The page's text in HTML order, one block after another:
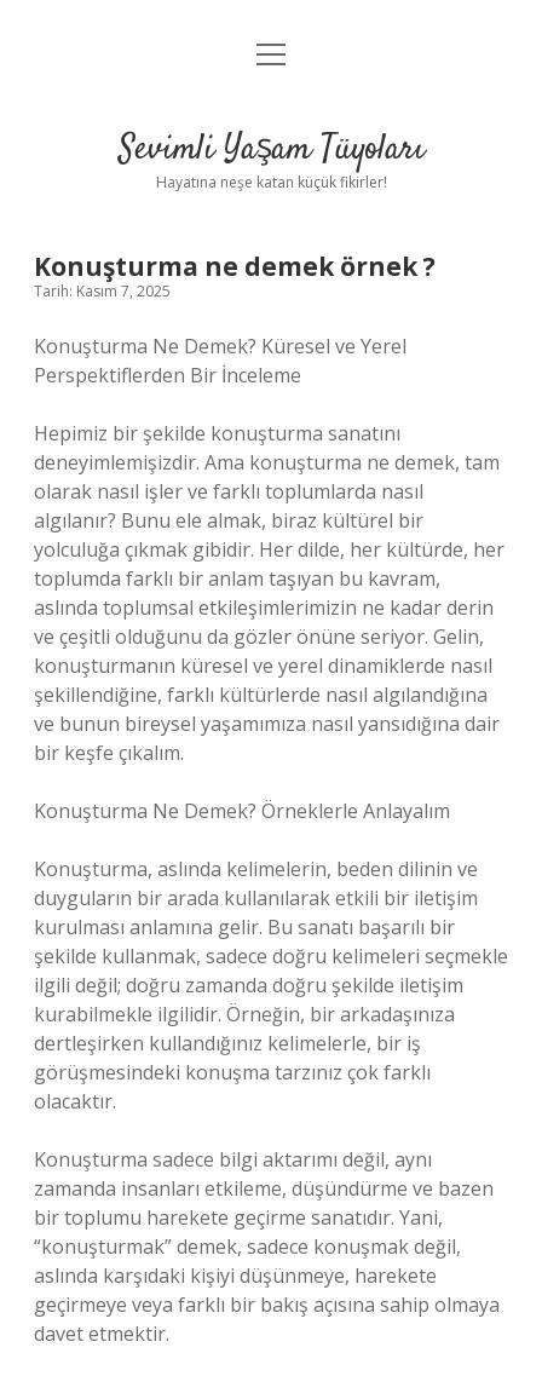
Anasayfa
Yasal Uyarı
menüyü
Sevimli Yaşam Tüyoları
Hayatına neşe katan küçük fikirler!
Konuşturma ne demek örnek ?
Tarih: Kasım 7, 2025
Konuşturma Ne Demek? Küresel ve Yerel
Perspektiflerden Bir İnceleme
Hepimiz bir şekilde konuşturma sanatını
deneyimlemişizdir. Ama konuşturma ne demek, tam
olarak nasıl işler ve farklı toplumlarda nasıl
algılanır? Bunu ele almak, biraz kültürel bir
yolculuğa çıkmak gibidir. Her dilde, her kültürde, her
toplumda farklı bir anlam taşıyan bu kavram,
aslında toplumsal etkileşimlerimizin ne kadar derin
ve çeşitli olduğunu da gözler önüne seriyor. Gelin,
konuşturmanın küresel ve yerel dinamiklerde nasıl
şekillendiğine, farklı kültürlerde nasıl algılandığına
ve bunun bireysel yaşamımıza nasıl yansıdığına dair
bir keşfe çıkalım.
Konuşturma Ne Demek? Örneklerle Anlayalım
Konuşturma, aslında kelimelerin, beden dilinin ve
duyguların bir arada kullanılarak etkili bir iletişim
kurulması anlamına gelir. Bu sanatı başarılı bir
şekilde kullanmak, sadece doğru kelimeleri seçmekle
ilgili değil; doğru zamanda doğru şekilde iletişim
kurabilmekle ilgilidir. Örneğin, bir arkadaşınıza
dertleşirken kullandığınız kelimelerle, bir iş
görüşmesindeki konuşma tarzınız çok farklı
olacaktır.
Konuşturma sadece bilgi aktarımı değil, aynı
zamanda insanları etkileme, düşündürme ve bazen
bir toplumu harekete geçirme sanatıdır. Yani,
“konuşturmak” demek, sadece konuşmak değil,
aslında karşıdaki kişiyi düşünmeye, harekete
geçirmeye veya farklı bir bakış açısına sahip olmaya
davet etmektir.